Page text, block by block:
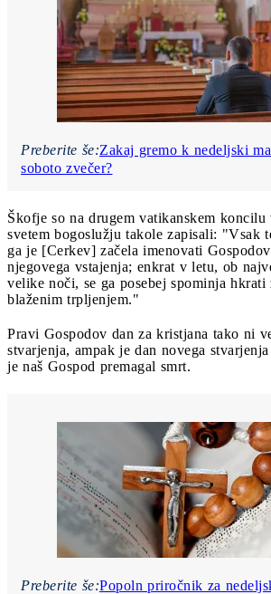
Preberite še:Zakaj gremo k nedeljski
soboto zvečer?
Škofje so na drugem vatikanskem
svetem bogoslužju takole zapisali: "Vsak
ga je [Cerkev] začela imenovati
njegovega vstajenja; enkrat v letu, ob
velike noči, se ga posebej spominja hkrati
blaženim trpljenjem."
Pravi Gospodov dan za kristjana tako ni
stvarjenja, ampak je dan novega
je naš Gospod premagal smrt.
Preberite še:Popoln priročnik za